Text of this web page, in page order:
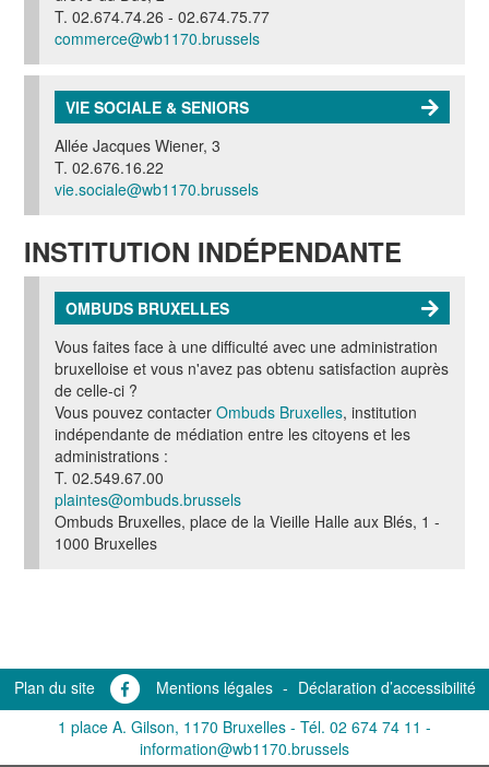
T. 02.674.74.26 - 02.674.75.77
commerce@wb1170.brussels
VIE SOCIALE & SENIORS
Allée Jacques Wiener, 3
T. 02.676.16.22
vie.sociale@wb1170.brussels
INSTITUTION INDÉPENDANTE
OMBUDS BRUXELLES
Vous faites face à une difficulté avec une administration
bruxelloise et vous n'avez pas obtenu satisfaction auprès
de celle-ci ?
Vous pouvez contacterOmbuds Bruxelles, institution
indépendante de médiation entre les citoyens et les
administrations :
T. 02.549.67.00
plaintes@ombuds.brussels
Ombuds Bruxelles, place de la Vieille Halle aux Blés, 1 -
1000 Bruxelles
Plan du site Mentions légales - Déclaration d’accessibilité
1 place A. Gilson, 1170 Bruxelles - Tél. 02 674 74 11 -
information@wb1170.brussels